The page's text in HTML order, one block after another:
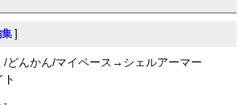
]
/どんかん/マイペース→シェルアーマー